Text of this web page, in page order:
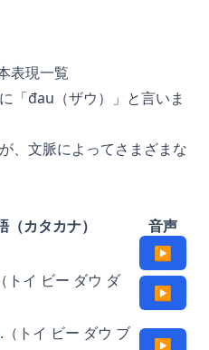
表現一覧
「đau（ザウ）」と言いま
、文脈によってさまざまな
（カタカナ）
音声
▶
イ ビー ダウ ダ
▶
トイ ビー ダウ ブ
▶